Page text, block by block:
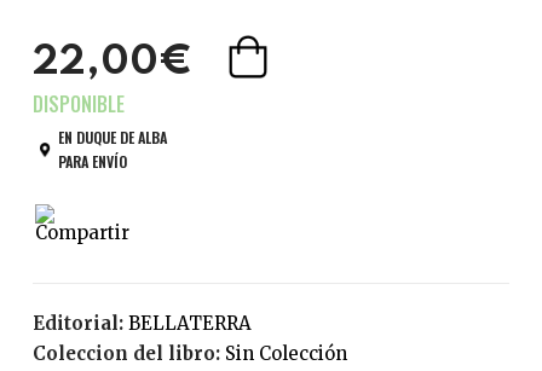
22,00€
EN DUQUE DE ALBA
PARA ENVÍO
Editorial:
BELLATERRA
Coleccion del libro:
Sin Colección